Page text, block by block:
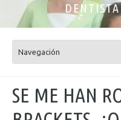
SE ME HAN